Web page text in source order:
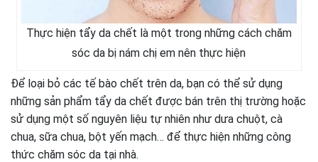
Thực hiện tẩy da chết là một trong những cách chăm
sóc da bị nám chị em nên thực hiện
Để loại bỏ các tế bào chết trên da, bạn có thể sử dụng
những sản phẩm tẩy da chết được bán trên thị trường hoặc
sử dụng một số nguyên liệu tự nhiên như dưa chuột, cà
chua, sữa chua, bột yến mạch… để thực hiện những công
thức chăm sóc da tại nhà.